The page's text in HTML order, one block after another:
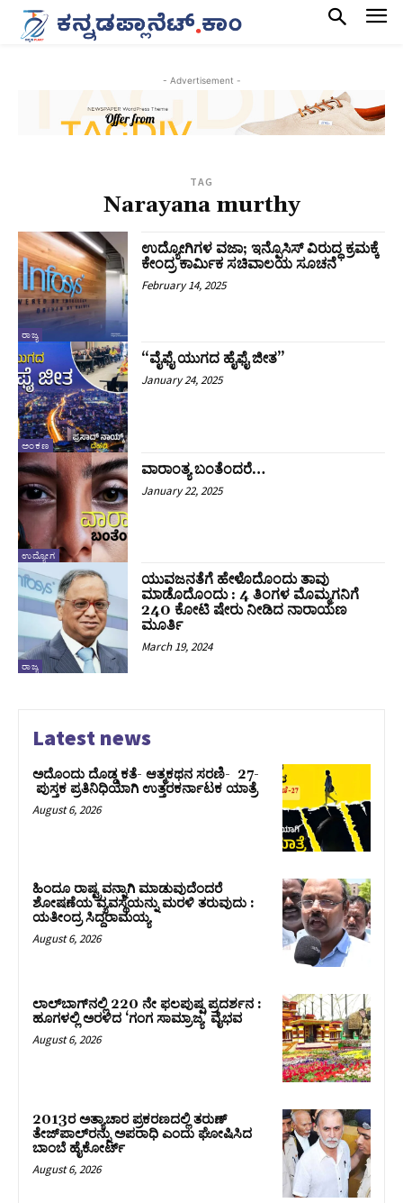
- Advertisement -
TAG
Narayana murthy
ರಾಜ್ಯ
ಉದ್ಯೋಗಿಗಳ ವಜಾ; ಇನ್ಫೊಸಿಸ್ ವಿರುದ್ಧ ಕ್ರಮಕ್ಕೆ
ಕೇಂದ್ರ ಕಾರ್ಮಿಕ ಸಚಿವಾಲಯ ಸೂಚನೆ
February 14, 2025
ಅಂಕಣ
“ವೈಫೈ ಯುಗದ ಹೈಫೈ ಜೀತ”
January 24, 2025
ಉದ್ಯೋಗ
ವಾರಾಂತ್ಯ ಬಂತೆಂದರೆ…
January 22, 2025
ರಾಜ್ಯ
ಯುವಜನತೆಗೆ ಹೇಳೊದೊಂದು ತಾವು
ಮಾಡೊದೊಂದು : 4 ತಿಂಗಳ ಮೊಮ್ಮಗನಿಗೆ
240 ಕೋಟಿ ಷೇರು ನೀಡಿದ ನಾರಾಯಣ
ಮೂರ್ತಿ
March 19, 2024
Latest news
ಅದೊಂದು ದೊಡ್ಡ ಕತೆ- ಆತ್ಮಕಥನ ಸರಣಿ- 27-
ಪುಸ್ತಕ ಪ್ರತಿನಿಧಿಯಾಗಿ ಉತ್ತರಕರ್ನಾಟಕ ಯಾತ್ರೆ
August 6, 2026
ಹಿಂದೂ ರಾಷ್ಟ್ರವನ್ನಾಗಿ ಮಾಡುವುದೆಂದರೆ
ಶೋಷಣೆಯ ವ್ಯವಸ್ಥೆಯನ್ನು ಮರಳಿ ತರುವುದು :
ಯತೀಂದ್ರ ಸಿದ್ದರಾಮಯ್ಯ
August 6, 2026
ಲಾಲ್‍ಬಾಗ್‍ನಲ್ಲಿ 220 ನೇ ಫಲಪುಷ್ಪ ಪ್ರದರ್ಶನ :
ಹೂಗಳಲ್ಲಿ ಅರಳಿದ ‘ಗಂಗ ಸಾಮ್ರಾಜ್ಯ’ ವೈಭವ
August 6, 2026
2013ರ ಅತ್ಯಾಚಾರ ಪ್ರಕರಣದಲ್ಲಿ ತರುಣ್
ತೇಜ್‌ಪಾಲ್‌ರನ್ನು ಅಪರಾಧಿ ಎಂದು ಘೋಷಿಸಿದ
ಬಾಂಬೆ ಹೈಕೋರ್ಟ್
August 6, 2026